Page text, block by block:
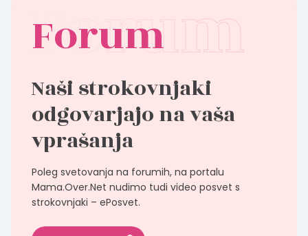
Forum
Naši strokovnjaki
odgovarjajo na vaša
vprašanja
Poleg svetovanja na forumih, na portalu
Mama.Over.Net nudimo tudi video posvet s
strokovnjaki – ePosvet.